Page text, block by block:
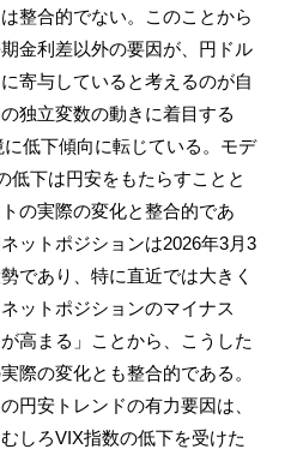
整合的でない。このことから
金利差以外の要因が、円ドル
寄与していると考えるのが自
独立変数の動きに着目する
低下傾向に転じている。モデ
低下は円安をもたらすことと
の実際の変化と整合的であ
ットポジションは2026年3月3
であり、特に直近では大きく
ットポジションのマイナス
高まる」ことから、こうした
際の変化とも整合的である。
円安トレンドの有力要因は、
しろVIX指数の低下を受けた